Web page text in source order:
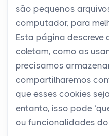
são pequenos
computador, para
Esta página descreve
coletam, como as
precisamos
compartilharemos
que esses cookies
entanto, isso pode
ou funcionalidades do